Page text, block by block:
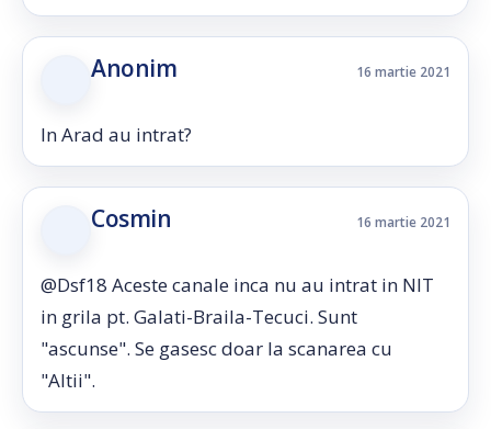
Anonim 16 martie 2021
In Arad au intrat?
Cosmin 16 martie 2021
@Dsf18 Aceste canale inca nu au intrat in NIT
in grila pt. Galati-Braila-Tecuci. Sunt
"ascunse". Se gasesc doar la scanarea cu
"Altii".